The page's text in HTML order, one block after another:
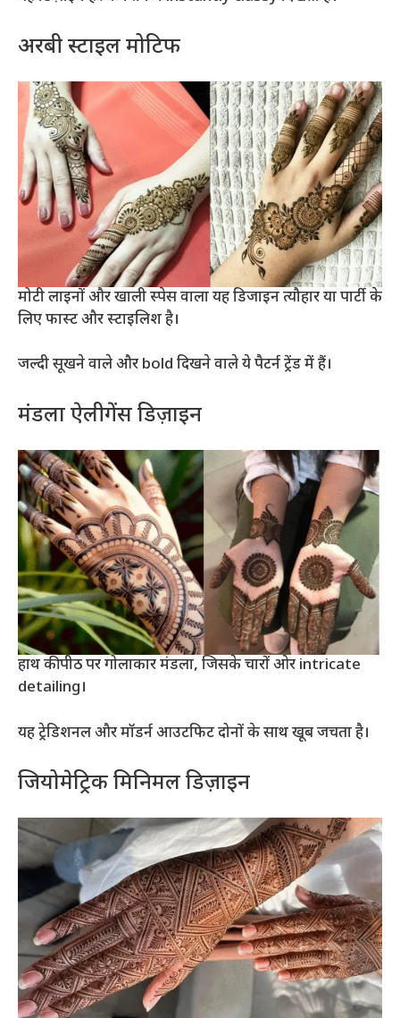
अरबी स्टाइल मोटिफ
मोटी लाइनों और खाली स्पेस वाला यह डिजाइन त्यौहार या पार्टी के
लिए फास्ट और स्टाइलिश है।
जल्दी सूखने वाले और bold दिखने वाले ये पैटर्न ट्रेंड में हैं।
मंडला ऐलीगेंस डिज़ाइन
हाथ की पीठ पर गोलाकार मंडला, जिसके चारों ओर intricate
detailing।
यह ट्रेडिशनल और मॉडर्न आउटफिट दोनों के साथ खूब जचता है।
जियोमेट्रिक मिनिमल डिज़ाइन